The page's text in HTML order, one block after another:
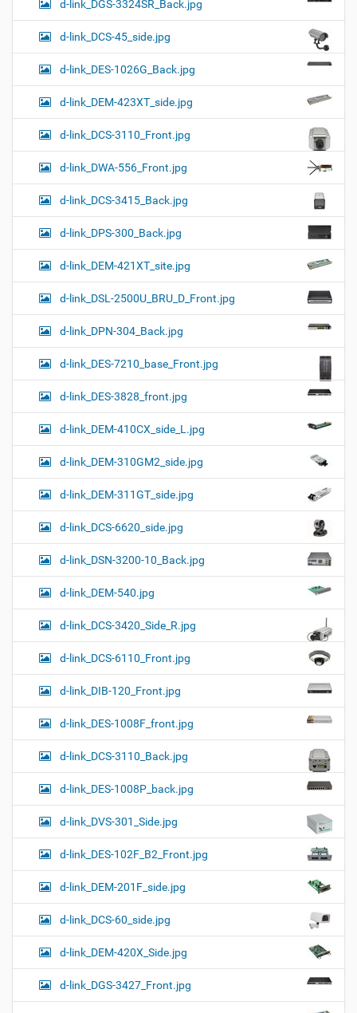
d-link_DGS-3324SR_Back.jpg
d-link_DCS-45_side.jpg
d-link_DES-1026G_Back.jpg
d-link_DEM-423XT_side.jpg
d-link_DCS-3110_Front.jpg
d-link_DWA-556_Front.jpg
d-link_DCS-3415_Back.jpg
d-link_DPS-300_Back.jpg
d-link_DEM-421XT_site.jpg
d-link_DSL-2500U_BRU_D_Front.jpg
d-link_DPN-304_Back.jpg
d-link_DES-7210_base_Front.jpg
d-link_DES-3828_front.jpg
d-link_DEM-410CX_side_L.jpg
d-link_DEM-310GM2_side.jpg
d-link_DEM-311GT_side.jpg
d-link_DCS-6620_side.jpg
d-link_DSN-3200-10_Back.jpg
d-link_DEM-540.jpg
d-link_DCS-3420_Side_R.jpg
d-link_DCS-6110_Front.jpg
d-link_DIB-120_Front.jpg
d-link_DES-1008F_front.jpg
d-link_DCS-3110_Back.jpg
d-link_DES-1008P_back.jpg
d-link_DVS-301_Side.jpg
d-link_DES-102F_B2_Front.jpg
d-link_DEM-201F_side.jpg
d-link_DCS-60_side.jpg
d-link_DEM-420X_Side.jpg
d-link_DGS-3427_Front.jpg